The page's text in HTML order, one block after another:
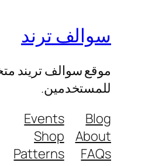
سوالف ترند
موقع سوالف تريند
للمستخدمين.
Blog
About
FAQs
Events
Shop
Patterns